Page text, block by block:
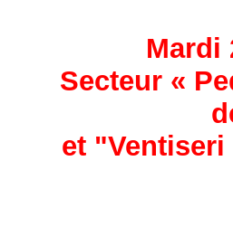
Mardi
Secteur «
et